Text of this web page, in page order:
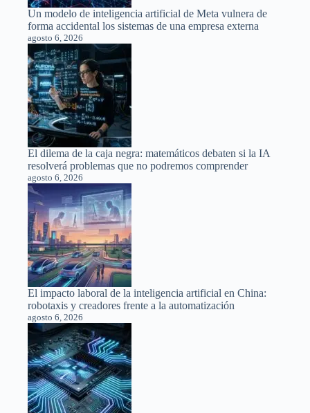
Un modelo de inteligencia artificial de Meta vulnera de
forma accidental los sistemas de una empresa externa
agosto 6, 2026
El dilema de la caja negra: matemáticos debaten si la IA
resolverá problemas que no podremos comprender
agosto 6, 2026
El impacto laboral de la inteligencia artificial en China:
robotaxis y creadores frente a la automatización
agosto 6, 2026